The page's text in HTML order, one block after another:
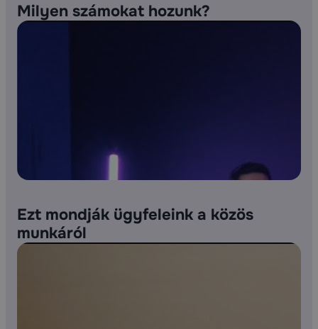
Milyen számokat hozunk?
Ezt mondják ügyfeleink a közös
munkáról